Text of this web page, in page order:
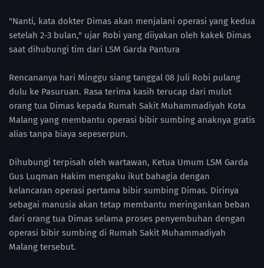
"Nanti, kata dokter Dimas akan menjalani operasi yang kedua
setelah 2-3 bulan," ujar Robi yang diiyakan oleh kakek Dimas
saat dihubungi tim dari LSM Garda Pantura
Rencananya hari Minggu siang tanggal 08 Juli Robi pulang
dulu ke Pasuruan. Rasa terima kasih terucap dari mulut
orang tua Dimas kepada Rumah Sakit Muhammadiyah Kota
Malang yang membantu operasi bibir sumbing anaknya gratis
alias tanpa biaya sepeserpun.
Dihubungi terpisah oleh wartawan, Ketua Umum LSM Garda
Gus Luqman Hakim mengaku ikut bahagia dengan
kelancaran operasi pertama bibir sumbing Dimas. Dirinya
sebagai manusia akan tetap membantu meringankan beban
dari orang tua Dimas selama proses penyembuhan dengan
operasi bibir sumbing di Rumah Sakit Muhammadiyah
Malang tersebut.